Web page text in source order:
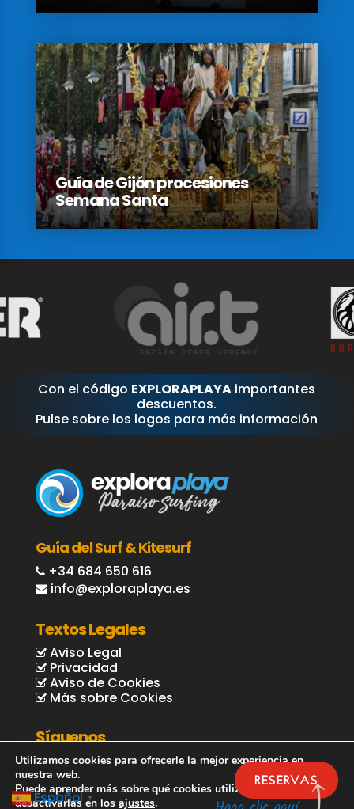
RESERVAS
Guía de Gijón procesiones
Semana Santa
Con el código EXPLORAPLAYA importantes
descuentos.
Pulse sobre los logos para más información
Guía del Surf & Kitesurf
+34 684 650 616
info@exploraplaya.es
Textos Legales
Aviso Legal
Privacidad
Aviso de Cookies
Más sobre Cookies
Síguenos
Español ▼
Utilizamos cookies para ofrecerle la mejor experiencia en
nuestra web.
Puede aprender más sobre qué cookies utilizamos o
desactivarlas en los ajustes.